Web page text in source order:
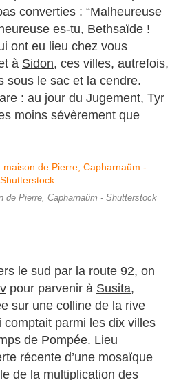
converties : “Malheureuse
es-tu, Bethsaïde !
ont eu lieu chez vous
à Sidon, ces villes, autrefois,
sous le sac et la cendre.
: au jour du Jugement, Tyr
moins sévèrement que
de Pierre, Capharnaüm - Shutterstock
le sud par la route 92, on
pour parvenir à Susita,
sur une colline de la rive
parmi les dix villes
de Pompée. Lieu
récente d’une mosaïque
de la multiplication des